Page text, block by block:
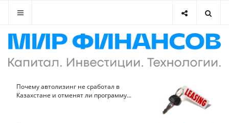
Почему автолизинг не сработал в
Казахстане и отменят ли программу...